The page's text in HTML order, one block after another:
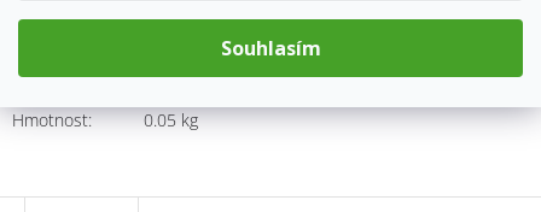
Souhlasím
Hmotnost: 0.05 kg